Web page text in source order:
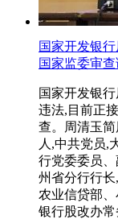
国家开发银
国家监委审查
国家开发银
违法,目前正
查。周清玉
人,中共党员,
行党委委员、
州省分行行长
农业信贷部、
银行股改办常